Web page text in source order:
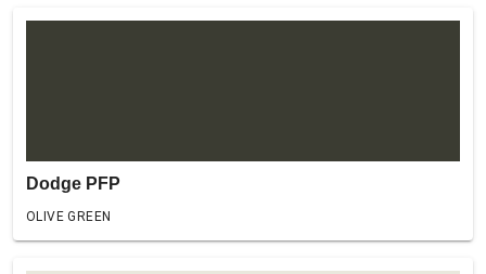
Dodge PFP
OLIVE GREEN